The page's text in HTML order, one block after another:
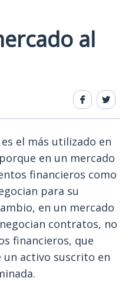
al
el más utilizado en
en un mercado
financieros como
para su
en un mercado
contratos, no
financieros, que
activo suscrito en